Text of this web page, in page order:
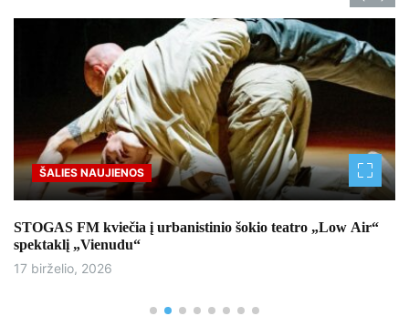
ŠALIES NAUJIENOS
STOGAS FM kviečia į urbanistinio šokio teatro „Low Air“
spektaklį „Vienudu“
17 birželio, 2026